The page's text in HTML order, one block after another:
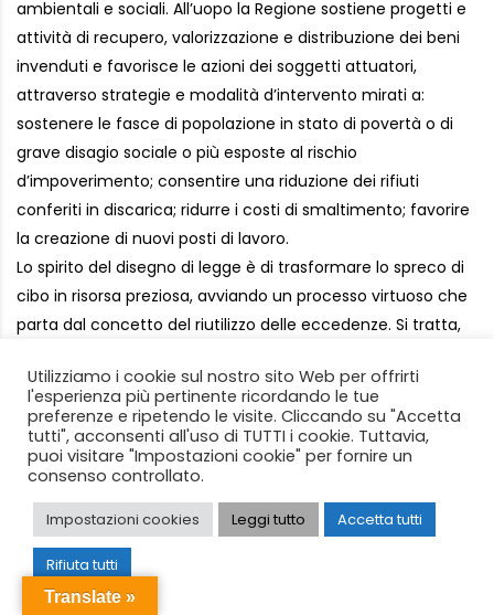
ambientali e sociali. All’uopo la Regione sostiene progetti e
attività di recupero, valorizzazione e distribuzione dei beni
invenduti e favorisce le azioni dei soggetti attuatori,
attraverso strategie e modalità d’intervento mirati a:
sostenere le fasce di popolazione in stato di povertà o di
grave disagio sociale o più esposte al rischio
d’impoverimento; consentire una riduzione dei rifiuti
conferiti in discarica; ridurre i costi di smaltimento; favorire
la creazione di nuovi posti di lavoro.
Lo spirito del disegno di legge è di trasformare lo spreco di
cibo in risorsa preziosa, avviando un processo virtuoso che
parta dal concetto del riutilizzo delle eccedenze. Si tratta,
adeguati nell’ambito della prevenzione, della
redistribuzione, del riciclo, del recupero e dell’eliminazione
delle eccedenze non solo alimentari.
TOSCANA
Utilizziamo i cookie sul nostro sito Web per offrirti
l'esperienza più pertinente ricordando le tue
preferenze e ripetendo le visite. Cliccando su "Accetta
tutti", acconsenti all'uso di TUTTI i cookie. Tuttavia,
puoi visitare "Impostazioni cookie" per fornire un
consenso controllato.
Impostazioni cookies Leggi tutto Accetta tutti
Rifiuta tutti
Translate »